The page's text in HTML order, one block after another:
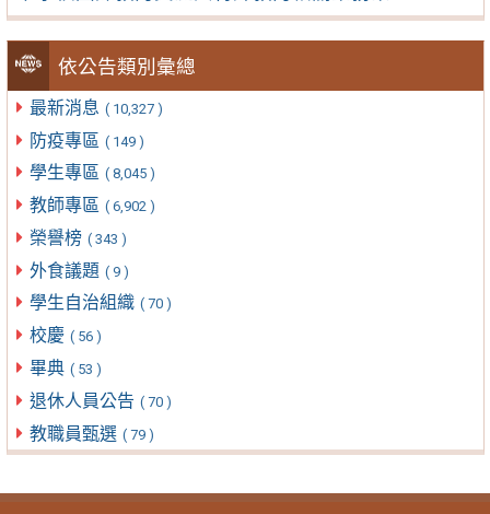
依公告類別彙總
最新消息 ( 10,327 )
防疫專區 ( 149 )
學生專區 ( 8,045 )
教師專區 ( 6,902 )
榮譽榜 ( 343 )
外食議題 ( 9 )
學生自治組織 ( 70 )
校慶 ( 56 )
畢典 ( 53 )
退休人員公告 ( 70 )
教職員甄選 ( 79 )